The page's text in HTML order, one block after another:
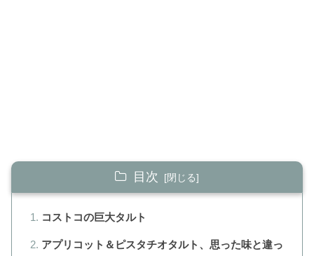
目次
コストコの巨大タルト
アプリコット＆ピスタチオタルト、思った味と違っ